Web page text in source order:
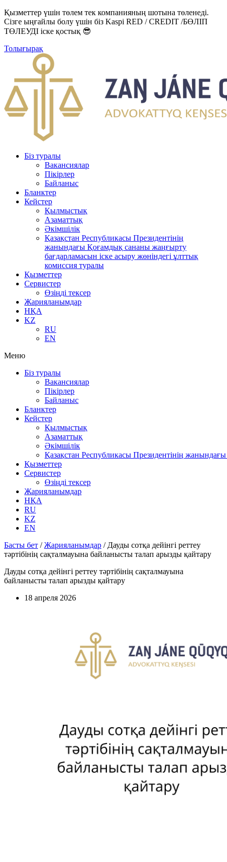
Қызметтер үшін төлем тек компанияның шотына төленеді.
Сізге ыңғайлы болу үшін біз Kaspi RED / CREDIT /БӨЛІП
ТӨЛЕУДІ іске қостық 😎
Толығырақ
Біз туралы
Вакансиялар
Пікірлер
Байланыс
Бланктер
Кейстер
Қылмыстық
Азаматтық
Әкімшілік
Қазақстан Республикасы Президентінің
жанындағы Қоғамдық сананы жаңғырту
бағдарламасын іске асыру жөніндегі ұлттық
комиссия туралы
Қызметтер
Сервистер
Өзіңді тексер
Жарияланымдар
НҚА
KZ
RU
EN
Меню
Біз туралы
Вакансиялар
Пікірлер
Байланыс
Бланктер
Кейстер
Қылмыстық
Азаматтық
Әкімшілік
Қазақстан Республикасы Президентінің
Қызметтер
Сервистер
Өзіңді тексер
Жарияланымдар
НҚА
RU
KZ
EN
Басты бет /Жарияланымдар / Дауды сотқа дейінгі реттеу
тәртібінің сақталмауына байланысты талап арызды қайтару
Дауды сотқа дейінгі реттеу тәртібінің сақталмауына
байланысты талап арызды қайтару
18 апреля 2026